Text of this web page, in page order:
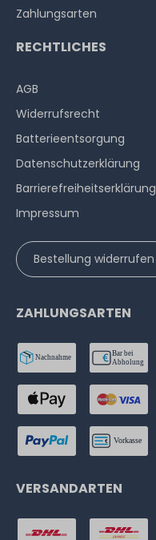
Zahlungsarten
RECHTLICHES
AGB
Widerrufs­recht
Batterieentsorgung
Datenschutzerklärung
Barrierefreiheitserklärung
Impressum
Bestellung widerrufen
ZAHLUNGSARTEN
VERSANDARTEN